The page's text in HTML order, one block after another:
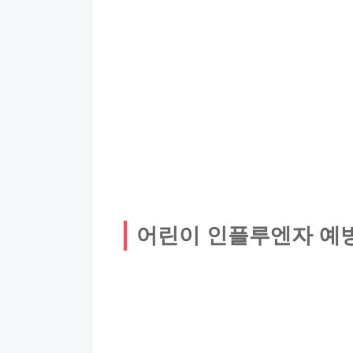
어린이 인플루엔자 예